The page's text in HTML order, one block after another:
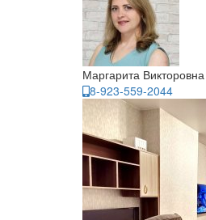
Маргарита Викторовна
8-923-559-2044